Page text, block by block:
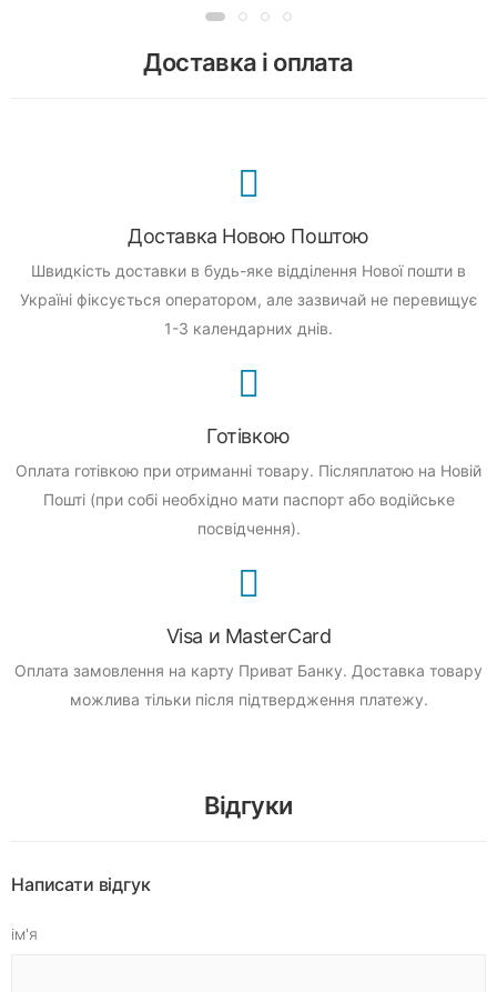
Доставка і оплата
Доставка Новою Поштою
Швидкість доставки в будь-яке відділення Нової пошти в
Україні фіксується оператором, але зазвичай не перевищує
1-3 календарних днів.
Готівкою
Оплата готівкою при отриманні товару. Післяплатою на Новій
Пошті (при собі необхідно мати паспорт або водійське
посвідчення).
Visa и MasterCard
Оплата замовлення на карту Приват Банку. Доставка товару
можлива тільки після підтвердження платежу.
Відгуки
Написати відгук
ім'я